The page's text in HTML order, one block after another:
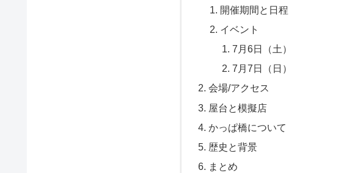
開催期間と日程
イベント
7月6日（土）
7月7日（日）
会場/アクセス
屋台と模擬店
かっぱ橋について
歴史と背景
まとめ